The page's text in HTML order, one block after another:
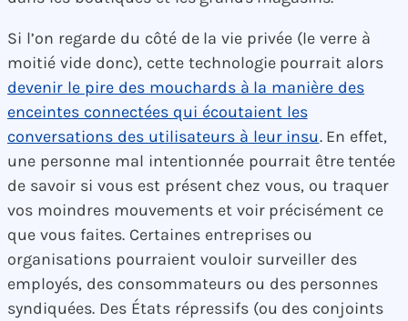
Si l’on regarde du côté de la vie privée (le verre à
moitié vide donc), cette technologie pourrait alors
devenir le pire des mouchards à la manière des
enceintes connectées qui écoutaient les
conversations des utilisateurs à leur insu. En effet,
une personne mal intentionnée pourrait être tentée
de savoir si vous est présent chez vous, ou traquer
vos moindres mouvements et voir précisément ce
que vous faites. Certaines entreprises ou
organisations pourraient vouloir surveiller des
employés, des consommateurs ou des personnes
syndiquées. Des États répressifs (ou des conjoints